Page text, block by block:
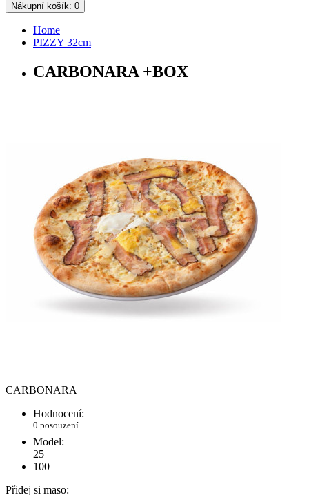
Nákupní košík: 0
Home
PIZZY 32cm
CARBONARA +BOX
CARBONARA
Hodnocení:
0 posouzení
Model:
25
100
Přidej si maso: